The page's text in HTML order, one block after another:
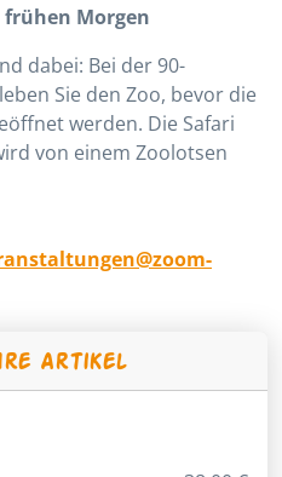
frühen Morgen
dabei: Bei der 90-
Sie den Zoo, bevor die
werden. Die Safari
von einem Zoolotsen
Artikel